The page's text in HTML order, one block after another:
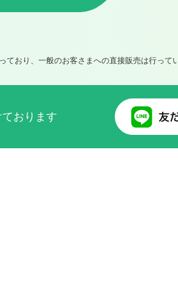
おり、一般のお客さまへの直接販売は行って
おります